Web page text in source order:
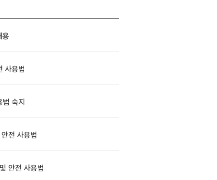
용
사용법
숙지
전 사용법
안전 사용법